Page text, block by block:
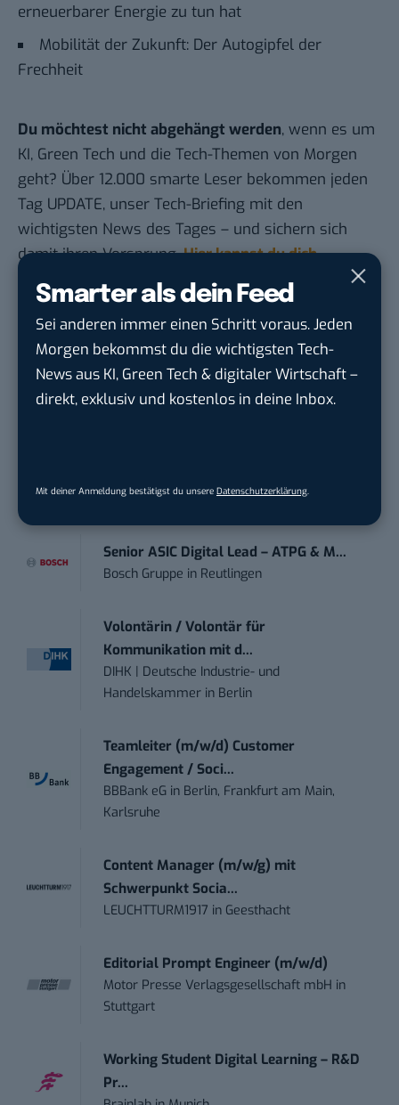
Smarter als dein Feed
Sei anderen immer einen Schritt voraus. Jeden
Morgen bekommst du die wichtigsten Tech-
News aus KI, Green Tech & digitaler Wirtschaft –
direkt, exklusiv und kostenlos in deine Inbox.
Mit deiner Anmeldung bestätigst du unsere Datenschutzerklärung.
erneuerbarer Energie zu tun hat
Mobilität der Zukunft: Der Autogipfel der
Frechheit
Du möchtest nicht abgehängt werden, wenn es um
KI, Green Tech und die Tech-Themen von Morgen
geht? Über 12.000 smarte Leser bekommen jeden
Tag UPDATE, unser Tech-Briefing mit den
wichtigsten News des Tages – und sichern sich
damit ihren Vorsprung.Hier kannst du dich
kostenlos anmelden.
STELLENANZEIGEN
Social Media Content Creator (m/w/d)
moveUP Media GmbHinDüsseldorf
trendtours Holding GmbHinEschborn
Senior ASIC Digital Lead – ATPG & M...
Bosch Gruppe in Reutlingen
Volontärin / Volontär für
Kommunikation mit d...
DIHK | Deutsche Industrie- und
Handelskammer in Berlin
Teamleiter (m/w/d) Customer
Engagement / Soci...
BBBank eG in Berlin, Frankfurt am Main,
Karlsruhe
Content Manager (m/w/g) mit
Schwerpunkt Socia...
LEUCHTTURM1917 in Geesthacht
Editorial Prompt Engineer (m/w/d)
Motor Presse Verlagsgesellschaft mbH in
Stuttgart
Working Student Digital Learning – R&D
Pr...